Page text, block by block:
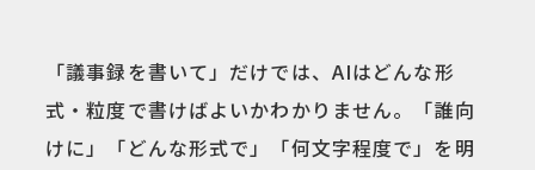
「議事録を書いて」だけでは、AIはどんな形
式・粒度で書けばよいかわかりません。「誰向
けに」「どんな形式で」「何文字程度で」を明